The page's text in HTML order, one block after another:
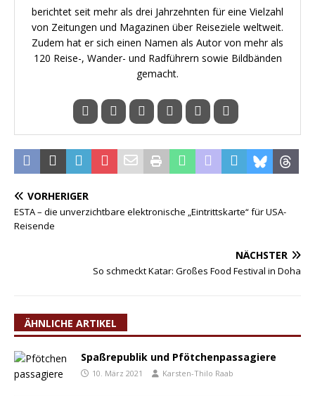
berichtet seit mehr als drei Jahrzehnten für eine Vielzahl
von Zeitungen und Magazinen über Reiseziele weltweit.
Zudem hat er sich einen Namen als Autor von mehr als
120 Reise-, Wander- und Radführern sowie Bildbänden
gemacht.
VORHERIGER
ESTA – die unverzichtbare elektronische „Eintrittskarte“ für USA-
Reisende
NÄCHSTER
So schmeckt Katar: Großes Food Festival in Doha
ÄHNLICHE ARTIKEL
Spaßrepublik und Pfötchenpassagiere
10. März 2021 Karsten-Thilo Raab